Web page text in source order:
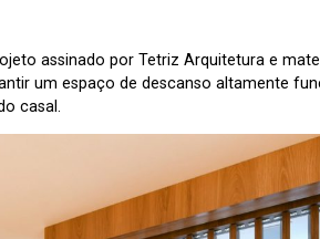
assinado por Tetriz Arquitetura e
um espaço de descanso altamente
casal.